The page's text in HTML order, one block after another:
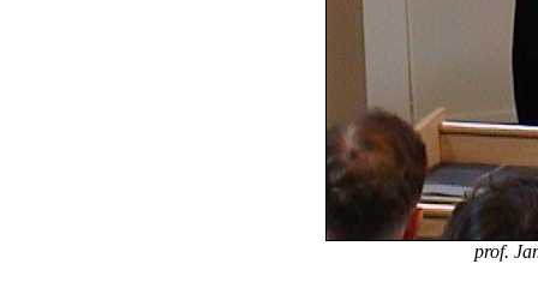
prof.